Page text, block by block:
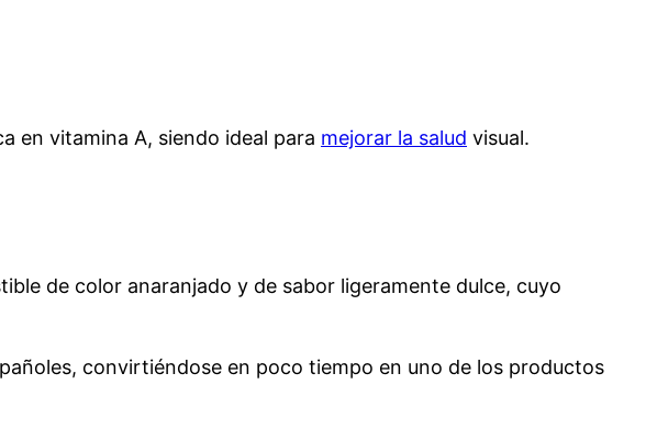
en vitamina A, siendo ideal para mejorar la salud visual.
de color anaranjado y de sabor ligeramente dulce, cuyo
convirtiéndose en poco tiempo en uno de los productos